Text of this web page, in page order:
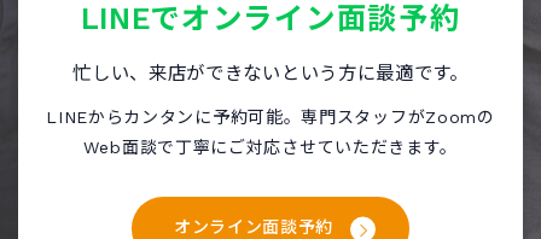
LINEでオンライン面談予約
忙しい、来店ができないという方に最適です。
LINEからカンタンに予約可能。専門スタッフがZoomの
Web面談で丁寧にご対応させていただきます。
オンライン面談予約